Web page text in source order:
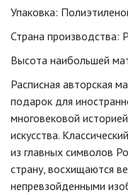
Упаковка:
Страна производства:
Высота наибольшей
Расписная авторская
подарок для
многовековой
искусства.
из главных символов
страну, восхищаются
непревзойденными